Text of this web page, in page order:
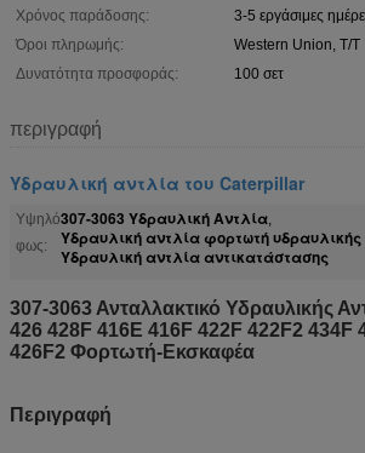
Χρόνος παράδοσης:
3-5 εργάσιμες
Όροι πληρωμής:
Western Union, T/T
Δυνατότητα προσφοράς:
100 σετ
περιγραφή
Υδραυλική αντλία του Caterpillar
Υψηλό
φως:
307-3063 Υδραυλική Αντλία,
Υδραυλική αντλία φορτωτή
Υδραυλική αντλία αντικατάστασης
307-3063 Ανταλλακτικό Υδραυλικής
426 428F 416E 416F 422F 422F2 434F
426F2 Φορτωτή-Εκσκαφέα
Περιγραφή